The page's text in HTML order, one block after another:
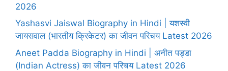
2026
Yashasvi Jaiswal Biography in Hindi | यशस्वी
जायसवाल (भारतीय क्रिकेटर) का जीवन परिचय Latest 2026
Aneet Padda Biography in Hindi | अनीत पड्डा
(Indian Actress) का जीवन परिचय Latest 2026